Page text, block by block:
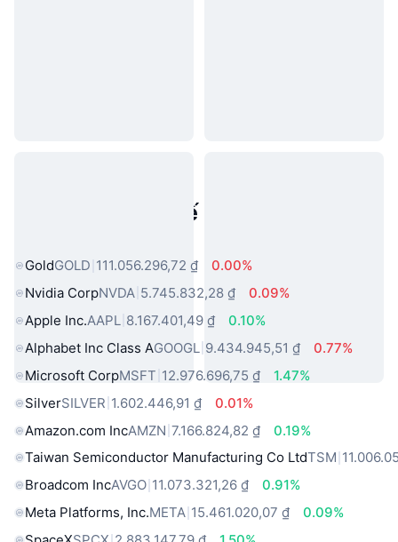
Tài sản trong thế giới thực phổ
GoldGOLD 111.056.296,72 ₫
0.00%
Nvidia CorpNVDA 5.745.832,28 ₫
0.09%
Apple Inc.AAPL 8.167.401,49 ₫
0.10%
Alphabet Inc Class AGOOGL 9.434.945,51 ₫
0.77%
Microsoft CorpMSFT 12.976.696,75 ₫
1.47%
SilverSILVER 1.602.446,91 ₫
0.01%
Amazon.com IncAMZN 7.166.824,82 ₫
0.19%
Taiwan Semiconductor Manufacturing Co LtdTSM
Broadcom IncAVGO 11.073.321,26 ₫
0.91%
Meta Platforms, Inc.META 15.461.020,07 ₫
0.09%